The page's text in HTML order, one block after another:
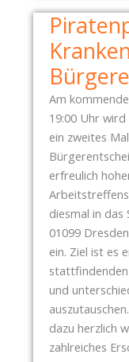
Am
19:00 Uhr
ein zweites
erfreulich
diesmal in
01099
ein. Ziel ist es
und
dazu herzlich
zahlreiches